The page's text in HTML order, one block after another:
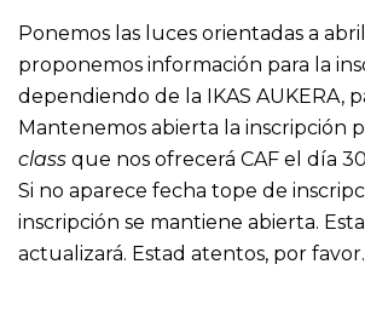
Ponemos las luces orientadas a
proponemos información para la
dependiendo de la IKAS AUKERA,
Mantenemos abierta la inscripción
class que nos ofrecerá CAF el día
Si no aparece fecha tope de
inscripción se mantiene abierta.
actualizará. Estad atentos, por favor.